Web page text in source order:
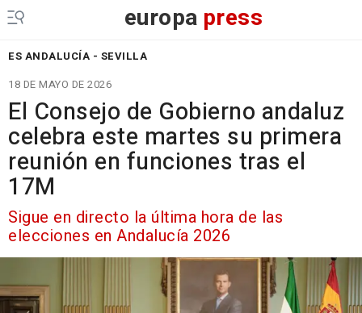
europa press
ES ANDALUCÍA - SEVILLA
18 DE MAYO DE 2026
El Consejo de Gobierno andaluz
celebra este martes su primera
reunión en funciones tras el
17M
Sigue en directo la última hora de las
elecciones en Andalucía 2026